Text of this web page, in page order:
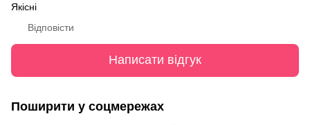
Якісні
Відповісти
Написати відгук
Поширити у соцмережах